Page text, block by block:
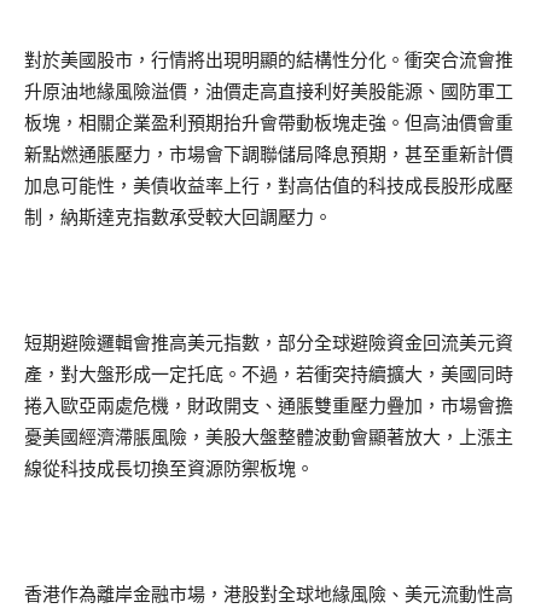
對於美國股市，行情將出現明顯的結構性分化。衝突合流會推
升原油地緣風險溢價，油價走高直接利好美股能源、國防軍工
板塊，相關企業盈利預期抬升會帶動板塊走強。但高油價會重
新點燃通脹壓力，市場會下調聯儲局降息預期，甚至重新計價
加息可能性，美債收益率上行，對高估值的科技成長股形成壓
制，納斯達克指數承受較大回調壓力。
短期避險邏輯會推高美元指數，部分全球避險資金回流美元資
產，對大盤形成一定托底。不過，若衝突持續擴大，美國同時
捲入歐亞兩處危機，財政開支、通脹雙重壓力疊加，市場會擔
憂美國經濟滯脹風險，美股大盤整體波動會顯著放大，上漲主
線從科技成長切換至資源防禦板塊。
香港作為離岸金融市場，港股對全球地緣風險、美元流動性高